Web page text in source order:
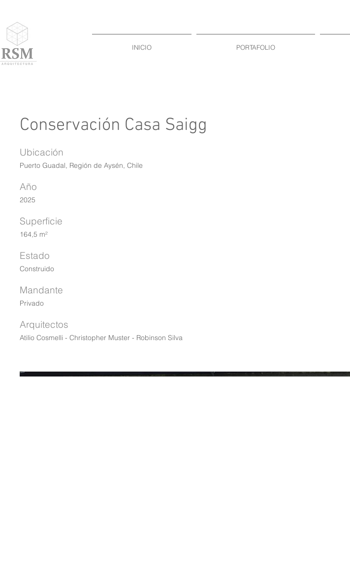
INICIO PORTAFOLIO
Conservación Casa Saigg
Ubicación
Puerto Guadal, Región de Aysén, Chile
Año
2025
Superficie
164,5 m²
Estado
Construido
Mandante
Privado
Arquitectos
Atilio Cosmelli - Christopher Muster - Robinson Silva